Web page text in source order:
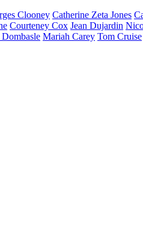
Clooney Catherine Zeta Jones
Courteney Cox Jean Dujardin
Mariah Carey Tom Cruise